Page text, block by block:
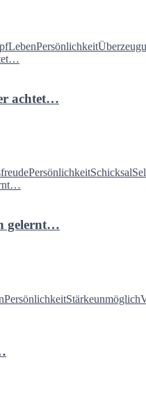
LebenPersönlichkeit
achtet…
PersönlichkeitSchicksal
gelernt…
PersönlichkeitStärkeunmöglich